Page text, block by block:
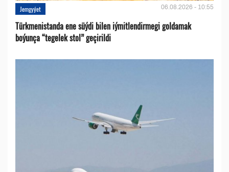
Jemgyýet 06.08.2026 - 10:55
Türkmenistanda ene süýdi bilen iýmitlendirmegi goldamak
boýunça “tegelek stol” geçirildi